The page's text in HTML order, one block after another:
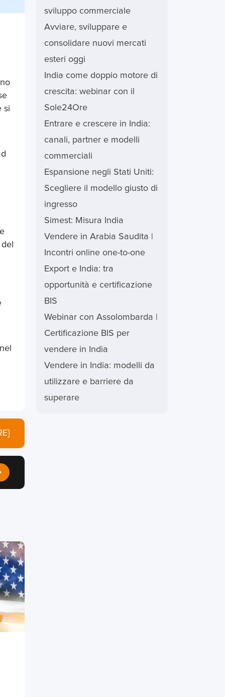
si
sviluppo commerciale
Avviare, sviluppare e
consolidare nuovi mercati
esteri oggi
India come doppio motore di
crescita: webinar con il
Sole24Ore
Entrare e crescere in India:
canali, partner e modelli
commerciali
Espansione negli Stati Uniti:
Scegliere il modello giusto di
ingresso
Simest: Misura India
Vendere in Arabia Saudita |
Incontri online one-to-one
Export e India: tra
opportunità e certificazione
BIS
Webinar con Assolombarda |
Certificazione BIS per
vendere in India
Vendere in India: modelli da
utilizzare e barriere da
superare